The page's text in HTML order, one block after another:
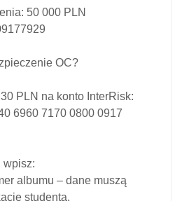
50 000 PLN
OC?
30 PLN na konto InterRisk:
6960 7170 0800 0917
wpisz:
albumu – dane muszą
studenta.